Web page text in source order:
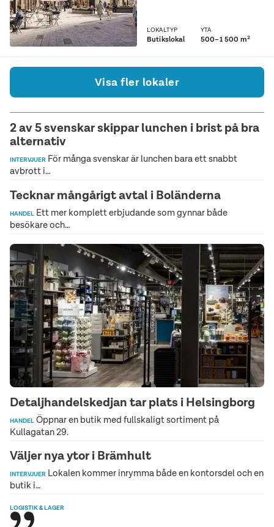
LOKALTYP
Butikslokal
YTA
500–1 500 m²
Visa fler lokaler
2 av 5 svenskar skippar lunchen i brist på bra
alternativ
INTERVJUER För många svenskar är lunchen bara ett snabbt
avbrott i…
Tecknar mångårigt avtal i Boländerna
HANDEL Ett mer komplett erbjudande som gynnar både
besökare och…
Detaljhandelskedjan tar plats i Helsingborg
HANDEL Öppnar en butik med fullskaligt sortiment på
Kullagatan 29.
Väljer nya ytor i Brämhult
INTERVJUER Lokalen kommer inrymma både en kontorsdel och en
butik i…
LOGISTIK & LAGER